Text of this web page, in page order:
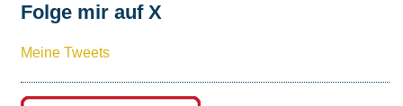
Folge mir auf X
Meine Tweets